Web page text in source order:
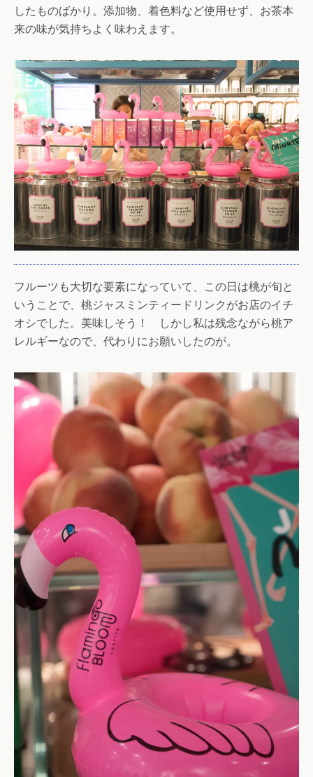
したものばかり。添加物、着色料など使用せず、お茶本
来の味が気持ちよく味わえます。
フルーツも大切な要素になっていて、この日は桃が旬と
いうことで、桃ジャスミンティードリンクがお店のイチ
オシでした。美味しそう！ しかし私は残念ながら桃ア
レルギーなので、代わりにお願いしたのが。